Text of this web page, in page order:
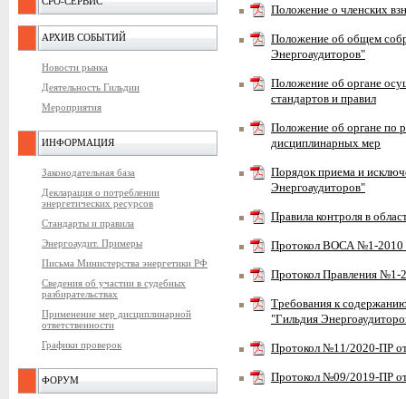
АРХИВ СОБЫТИЙ
Новости рынка
Деятельность Гильдии
Мероприятия
ИНФОРМАЦИЯ
Законодательная база
Декларация о потреблении
энергетических ресурсов
Стандарты и правила
Энергоаудит. Примеры
Письма Министерства энергетики РФ
Сведения об участии в судебных
разбирательствах
Применение мер дисциплинарной
ответственности
Графики проверок
ФОРУМ
Положение о членских
Положение об общем
Энергоаудиторов"
Положение об органе
стандартов и правил
Положение об органе по
дисциплинарных мер
Порядок приема и
Энергоаудиторов"
Правила контроля в
Протокол ВОСА №1-2010
Протокол Правления №1-
Требования к
"Гильдия
Протокол №11/2020-ПР
Протокол №09/2019-ПР